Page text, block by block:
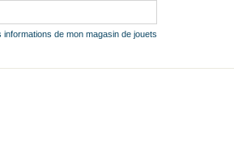
informations de mon magasin de jouets